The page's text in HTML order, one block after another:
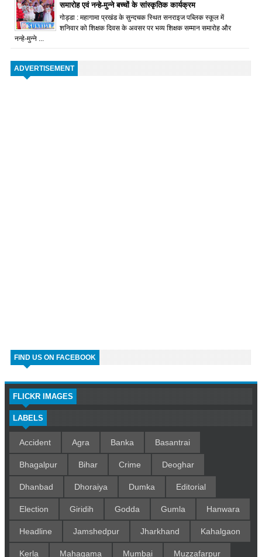
समारोह एवं नन्हे-मुन्ने बच्चों के सांस्कृतिक कार्यक्रम
गोड्डा : महागामा प्रखंड के सुन्दचक स्थित सनराइज पब्लिक स्कूल में
शनिवार को शिक्षक दिवस के अवसर पर भव्य शिक्षक सम्मान समारोह और
नन्हे-मुन्ने ...
ADVERTISEMENT
FIND US ON FACEBOOK
FLICKR IMAGES
LABELS
Accident Agra Banka Basantrai
Bhagalpur Bihar Crime Deoghar
Dhanbad Dhoraiya Dumka Editorial
Election Giridih Godda Gumla Hanwara
Headline Jamshedpur Jharkhand Kahalgaon
Kerla Mahagama Mumbai Muzzafarpur